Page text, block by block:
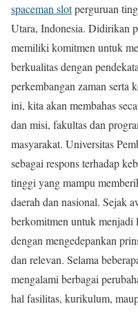
spaceman slotperguruan
Utara, Indonesia. Didirikan
memiliki komitmen untuk
berkualitas dengan
perkembangan zaman serta
ini, kita akan membahas
dan misi, fakultas dan
masyarakat. Universitas
sebagai respons terhadap
tinggi yang mampu
daerah dan nasional. Sejak
berkomitmen untuk menjadi
dengan mengedepankan
dan relevan. Selama
mengalami berbagai
hal fasilitas, kurikulum,